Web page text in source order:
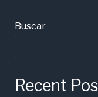
Buscar
Recent